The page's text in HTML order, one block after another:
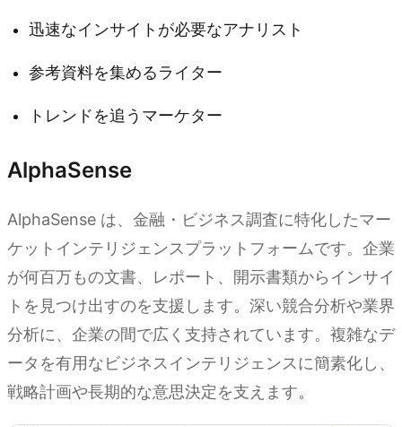
迅速なインサイトが必要なアナリスト
参考資料を集めるライター
トレンドを追うマーケター
AlphaSense
AlphaSense は、金融・ビジネス調査に特化したマー
ケットインテリジェンスプラットフォームです。企業
が何百万もの文書、レポート、開示書類からインサイ
トを見つけ出すのを支援します。深い競合分析や業界
分析に、企業の間で広く支持されています。複雑なデ
ータを有用なビジネスインテリジェンスに簡素化し、
戦略計画や長期的な意思決定を支えます。